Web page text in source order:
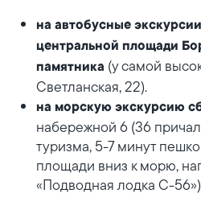
на автобусные
центральной площади
памятника (у самой
Светланская, 22).
на морскую экскурсию
набережной 6 (36
туризма, 5-7 минут
площади вниз к морю,
«Подводная лодка С-56»)